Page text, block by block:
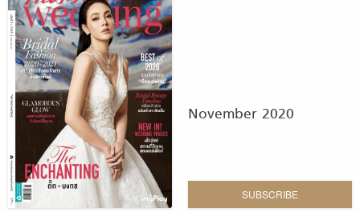
November 2020
SUBSCRIBE